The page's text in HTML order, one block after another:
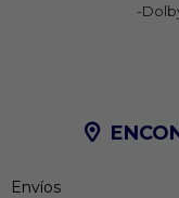
-
Envíos